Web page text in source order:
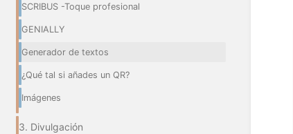
SCRIBUS -Toque profesional
GENIALLY
Generador de textos
¿Qué tal si añades un QR?
Imágenes
3. Divulgación